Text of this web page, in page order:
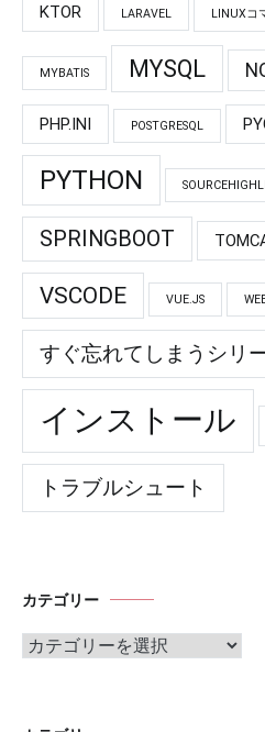
KTOR LARAVEL LINUXコ
MYBATIS MYSQL
PHP.INI POSTGRESQL
PYTHON
SPRINGBOOT
VSCODE VUE.JS
すぐ忘れてしまうシリ
インストール
トラブルシュート
カテゴリー
カ
テ